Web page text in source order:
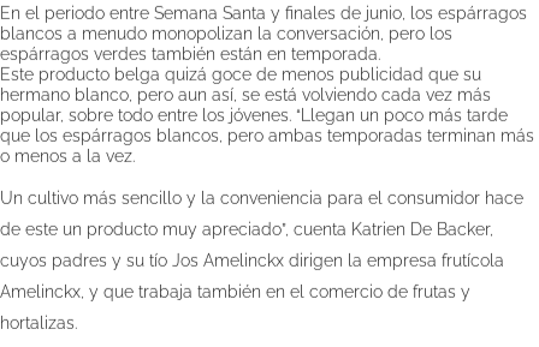
En el periodo entre Semana Santa y finales de junio, los espárragos
blancos a menudo monopolizan la conversación, pero los
espárragos verdes también están en temporada.
Este producto belga quizá goce de menos publicidad que su
hermano blanco, pero aun así, se está volviendo cada vez más
popular, sobre todo entre los jóvenes. “Llegan un poco más tarde
que los espárragos blancos, pero ambas temporadas terminan más
o menos a la vez.
Un cultivo más sencillo y la conveniencia para el consumidor hace
de este un producto muy apreciado”, cuenta Katrien De Backer,
cuyos padres y su tío Jos Amelinckx dirigen la empresa frutícola
Amelinckx, y que trabaja también en el comercio de frutas y
hortalizas.